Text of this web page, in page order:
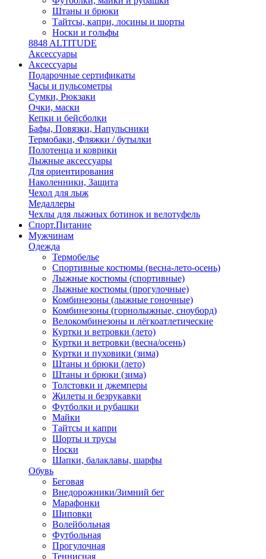
Штаны и брюки
Тайтсы, капри, лосины и шорты
Носки и гольфы
8848 ALTITUDE
Аксессуары
Аксессуары
Подарочные сертификаты
Часы и пульсометры
Сумки, Рюкзаки
Очки, маски
Кепки и бейсболки
Бафы, Повязки, Напульсники
Термобаки, Фляжки / бутылки
Полотенца и коврики
Лыжные аксессуары
Для ориентирования
Наколенники, Защита
Чехол для лыж
Медаллеры
Чехлы для лыжных ботинок и велотуфель
Спорт.Питание
Мужчинам
Одежда
Термобелье
Спортивные костюмы (весна-лето-осень)
Лыжные костюмы (спортивные)
Лыжные костюмы (прогулочные)
Комбинезоны (лыжные гоночные)
Комбинезоны (горнолыжные, сноуборд)
Велокомбинезоны и лёгкоатлетические
Куртки и ветровки (лето)
Куртки и ветровки (весна/осень)
Куртки и пуховики (зима)
Штаны и брюки (лето)
Штаны и брюки (зима)
Толстовки и джемперы
Жилеты и безрукавки
Футболки и рубашки
Майки
Тайтсы и капри
Шорты и трусы
Носки
Шапки, балаклавы, шарфы
Обувь
Беговая
Внедорожники/Зимний бег
Марафонки
Шиповки
Волейбольная
Футбольная
Прогулочная
Теннисная